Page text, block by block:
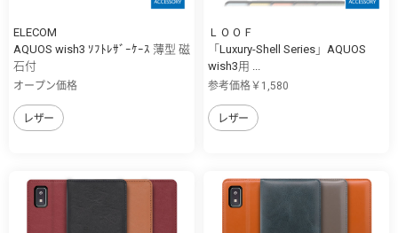
ELECOM
AQUOS wish3 ｿﾌﾄﾚｻﾞｰｹｰｽ 薄型 磁
石付
オープン価格
レザー
ＬＯＯＦ
「Luxury-Shell Series」AQUOS
wish3用 ...
参考価格￥1,580
レザー